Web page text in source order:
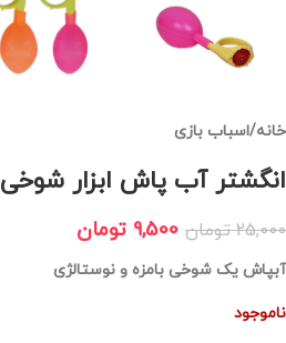
خانه/اسباب بازی
انگشتر آب پاش ابزار شوخی
25,000 تومان 9,500 تومان
آبپاش یک شوخی بامزه و نوستالژی
ناموجود